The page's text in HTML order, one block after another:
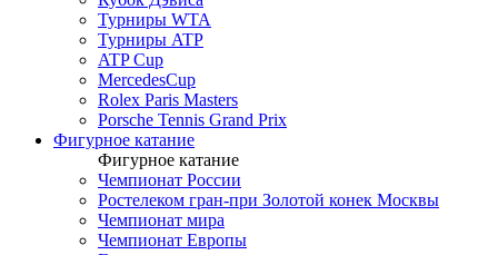
Турниры WTA
Турниры ATP
ATP Cup
MercedesCup
Rolex Paris Masters
Porsche Tennis Grand Prix
Фигурное катание
Фигурное катание
Чемпионат России
Ростелеком гран-при Золотой конек Москвы
Чемпионат мира
Чемпионат Европы